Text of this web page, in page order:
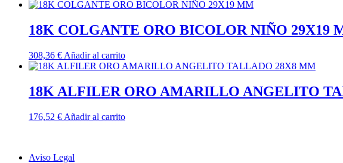
18K COLGANTE ORO BICOLOR NIÑO 29X19
308,36 € Añadir al carrito
18K ALFILER ORO AMARILLO ANGELITO
176,52 € Añadir al carrito
Aviso Legal